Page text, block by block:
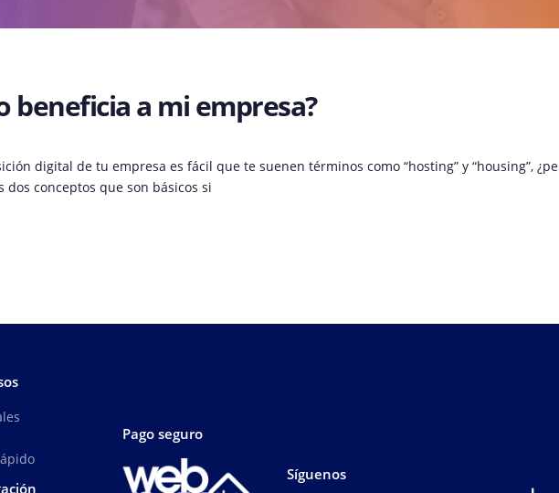
beneficia a mi empresa?
digital de tu empresa es fácil que te suenen términos como “hosting” y “housing”,
conceptos que son básicos si
Pago seguro
Síguenos